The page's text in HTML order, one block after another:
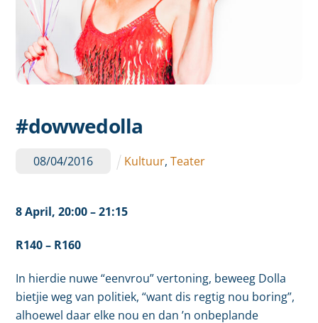
#dowwedolla
08/04/2016 Kultuur,Teater
8 April,20:00–21:15
R140 – R160
In hierdie nuwe “eenvrou” vertoning, beweeg Dolla
bietjie weg van politiek, “want dis regtig nou boring”,
alhoewel daar elke nou en dan ’n onbeplande